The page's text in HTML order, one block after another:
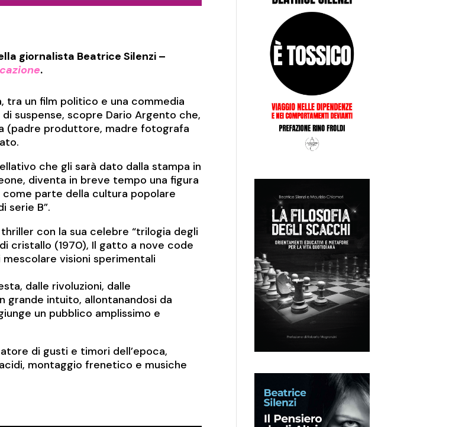
giornalista Beatrice Silenzi –
.
tra un film politico e una commedia
suspense, scopre Dario Argento che,
(padre produttore, madre fotografa
che gli sarà dato dalla stampa in
diventa in breve tempo una figura
parte della cultura popolare
serie B”.
con la sua celebre “trilogia degli
cristallo (1970), Il gatto a nove code
visioni sperimentali
dalle rivoluzioni, dalle
grande intuito, allontanandosi da
un pubblico amplissimo e
di gusti e timori dell’epoca,
montaggio frenetico e musiche